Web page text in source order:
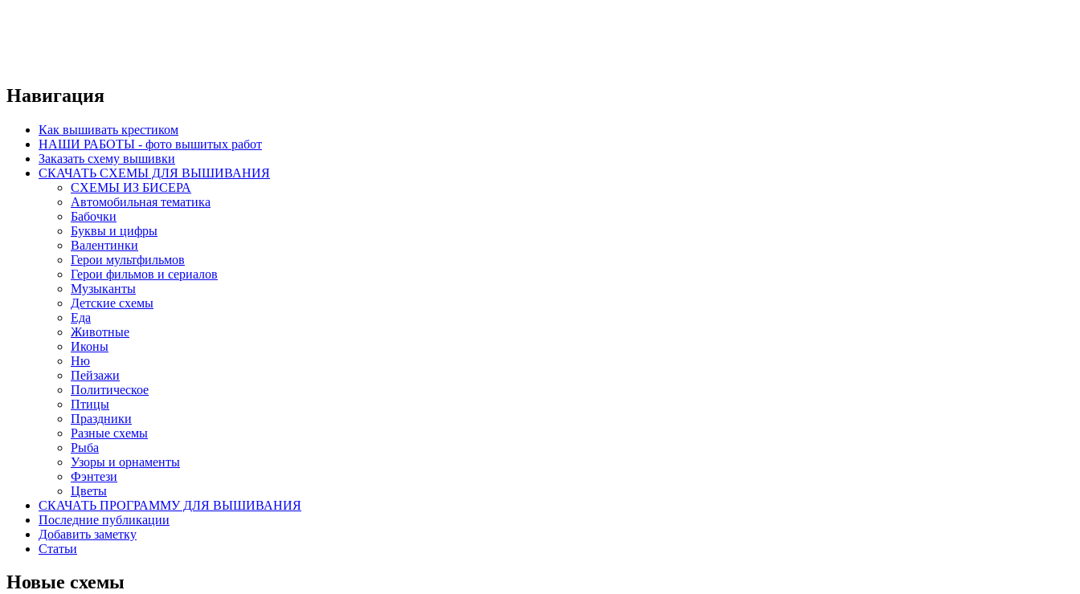
Навигация
Как вышивать крестиком
НАШИ РАБОТЫ - фото вышитых работ
Заказать схему вышивки
СКАЧАТЬ СХЕМЫ ДЛЯ ВЫШИВАНИЯ
СХЕМЫ ИЗ БИСЕРА
Автомобильная тематика
Бабочки
Буквы и цифры
Валентинки
Герои мультфильмов
Герои фильмов и сериалов
Музыканты
Детские схемы
Еда
Животные
Иконы
Ню
Пейзажи
Политическое
Птицы
Праздники
Разные схемы
Рыба
Узоры и орнаменты
Фэнтези
Цветы
СКАЧАТЬ ПРОГРАММУ ДЛЯ ВЫШИВАНИЯ
Последние публикации
Добавить заметку
Статьи
Новые схемы